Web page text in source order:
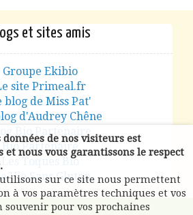
et sites amis
Groupe Ekibio
site Primeal.fr
blog de Miss Pat'
d'Audrey Chêne
Bio Partenaire
Bio Partenaire
Les Toques Bio
Vie Sans Gluten
de nos visiteurs est
nous vous garantissons le respect
sur ce site nous permettent
à vos paramètres techniques et vos
souvenir pour vos prochaines